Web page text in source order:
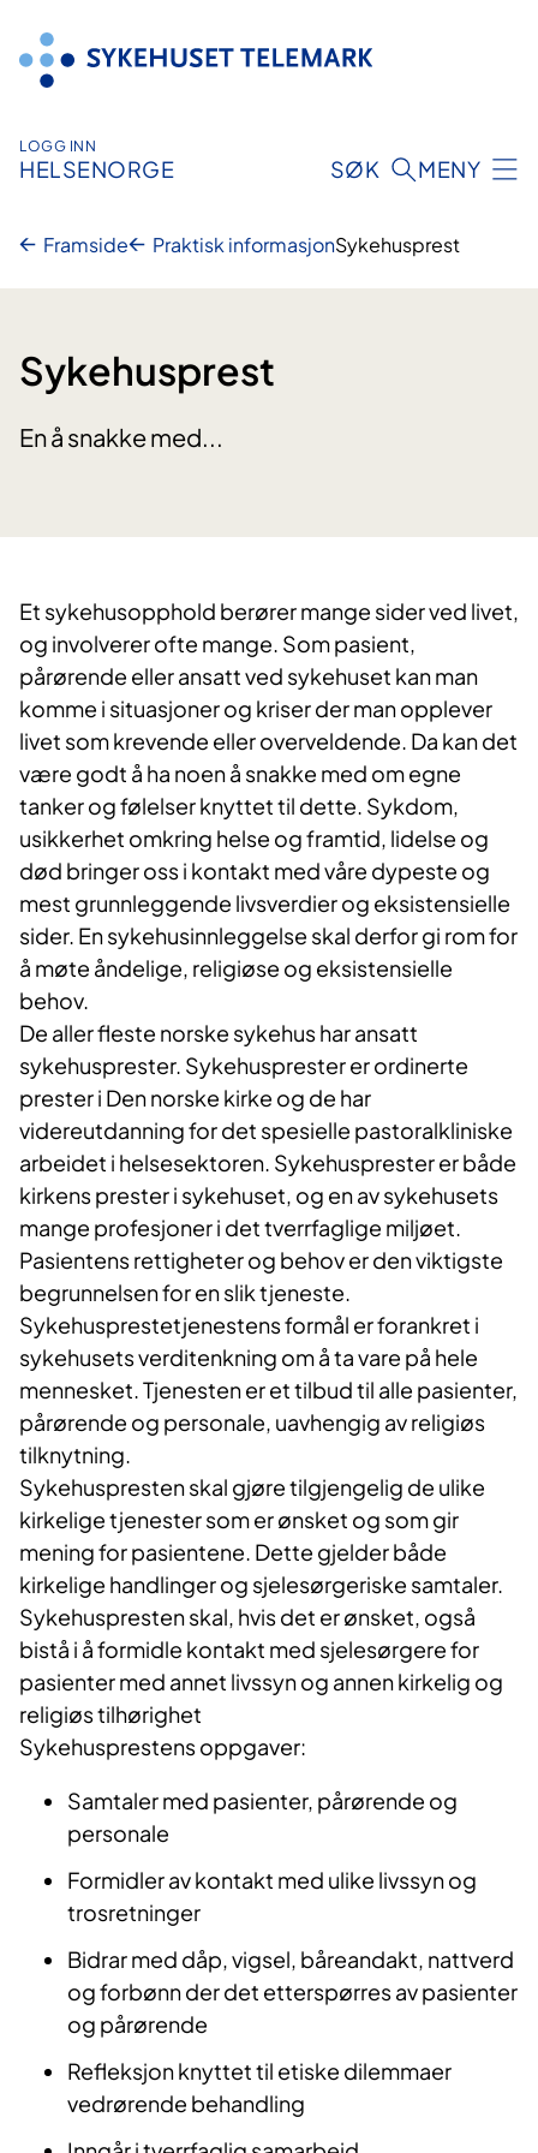
innhold
LOGG INN
HELSENORGE SØK MENY
Framside Praktisk informasjonSykehusprest
Sykehusprest
En å snakke med...
Et sykehusopphold berører mange sider ved livet,
og involverer ofte mange. Som pasient,
pårørende eller ansatt ved sykehuset kan man
komme i situasjoner og kriser der man opplever
livet som krevende eller overveldende. Da kan det
være godt å ha noen å snakke med om egne
tanker og følelser knyttet til dette. Sykdom,
usikkerhet omkring helse og framtid, lidelse og
død bringer oss i kontakt med våre dypeste og
mest grunnleggende livsverdier og eksistensielle
sider. En sykehusinnleggelse skal derfor gi rom for
å møte åndelige, religiøse og eksistensielle
behov.
De aller fleste norske sykehus har ansatt
sykehusprester. Sykehusprester er ordinerte
prester i Den norske kirke og de har
videreutdanning for det spesielle pastoralkliniske
arbeidet i helsesektoren. Sykehusprester er både
kirkens prester i sykehuset, og en av sykehusets
mange profesjoner i det tverrfaglige miljøet.
Pasientens rettigheter og behov er den viktigste
begrunnelsen for en slik tjeneste.
Sykehusprestetjenestens formål er forankret i
sykehusets verditenkning om å ta vare på hele
mennesket. Tjenesten er et tilbud til alle pasienter,
pårørende og personale, uavhengig av religiøs
tilknytning.
Sykehuspresten skal gjøre tilgjengelig de ulike
kirkelige tjenester som er ønsket og som gir
mening for pasientene. Dette gjelder både
kirkelige handlinger og sjelesørgeriske samtaler.
Sykehuspresten skal, hvis det er ønsket, også
bistå i å formidle kontakt med sjelesørgere for
pasienter med annet livssyn og annen kirkelig og
religiøs tilhørighet
Sykehusprestens oppgaver:
Samtaler med pasienter, pårørende og
personale
Formidler av kontakt med ulike livssyn og
trosretninger
Bidrar med dåp, vigsel, båreandakt, nattverd
og forbønn der det etterspørres av pasienter
og pårørende
Refleksjon knyttet til etiske dilemmaer
vedrørende behandling